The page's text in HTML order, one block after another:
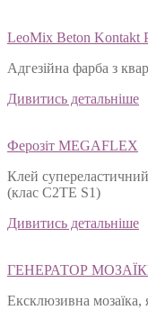
LeoMix Beton Kontakt
Адгезійна фарба з
Дивитись детальніше
Ферозіт MEGAFLEX
Клей
(клас С2ТЕ S1)
Дивитись детальніше
ГЕНЕРАТОР
Ексклюзивна мозаїка,